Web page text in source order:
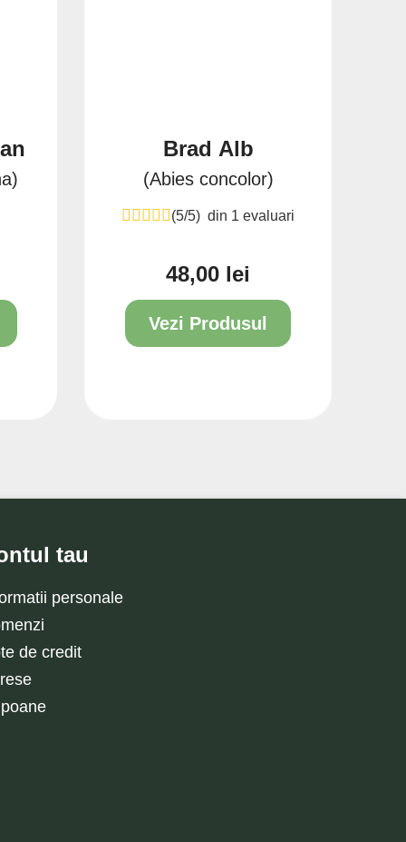
Brad Alb
(Abies concolor)
(5/5) din 1 evaluari
Pret
48,00 lei
Vezi Produsul
tau
personale
de credit